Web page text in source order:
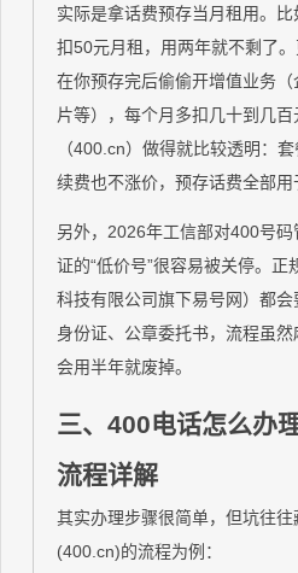
实际是拿话费预存当月租用。
扣50元月租，用两年就不剩了
在你预存完后偷偷开增值业务
片等），每个月多扣几十到几
（400.cn）做得就比较透明：
续费也不涨价，预存话费全部用
另外，2026年工信部对400号
证的“低价号”很容易被关停。
科技有限公司旗下易号网）都
身份证、公章委托书，流程虽
会用半年就废掉。
三、400电话怎么办
流程详解
其实办理步骤很简单，但坑往
(400.cn)的流程为例：